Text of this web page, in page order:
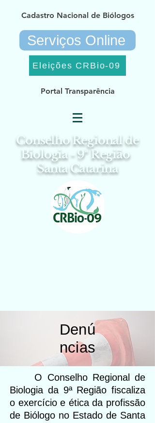
Cadastro Nacional de Biólogos
Serviços Online
Eleições CRBio-09
Portal Transparência
Conselho Regional de
Biologia - 9ª Região
Santa Catarina
Denú
ncias
O Conselho Regional de
Biologia da 9ª Região fiscaliza
o exercício e ética da profissão
de Biólogo no Estado de Santa